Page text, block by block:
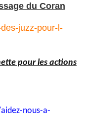
du Coran
juzz-pour-l-
pour les actions
nous-a-